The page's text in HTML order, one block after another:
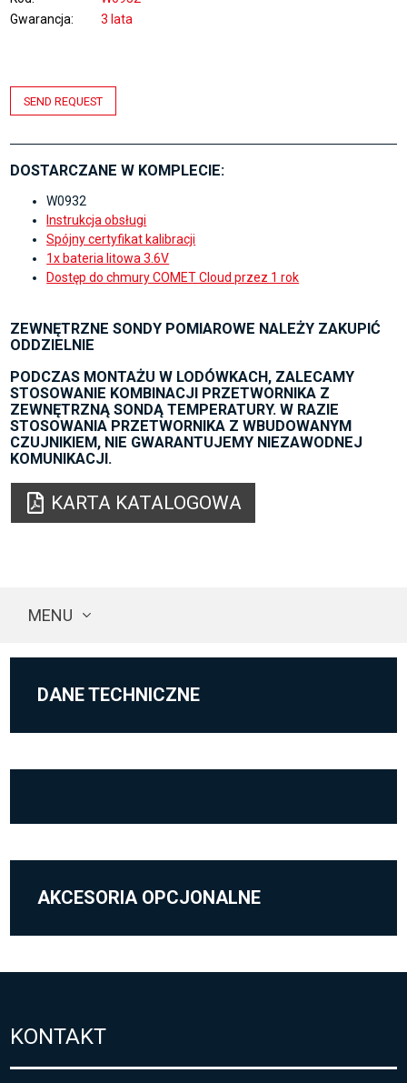
Gwarancja
3 lata
SEND REQUEST
DOSTARCZANE W KOMPLECIE:
W0932
Instrukcja obsługi
Spójny certyfikat kalibracji
1x bateria litowa 3.6V
Dostęp do chmury COMET Cloud przez 1 rok
ZEWNĘTRZNE SONDY POMIAROWE NALEŻY ZAKUPIĆ
ODDZIELNIE
PODCZAS MONTAŻU W LODÓWKACH, ZALECAMY
STOSOWANIE KOMBINACJI PRZETWORNIKA Z
ZEWNĘTRZNĄ SONDĄ TEMPERATURY. W RAZIE
STOSOWANIA PRZETWORNIKA Z WBUDOWANYM
CZUJNIKIEM, NIE GWARANTUJEMY NIEZAWODNEJ
KOMUNIKACJI.
KARTA KATALOGOWA
MENU
DANE TECHNICZNE
AKCESORIA OPCJONALNE
KONTAKT